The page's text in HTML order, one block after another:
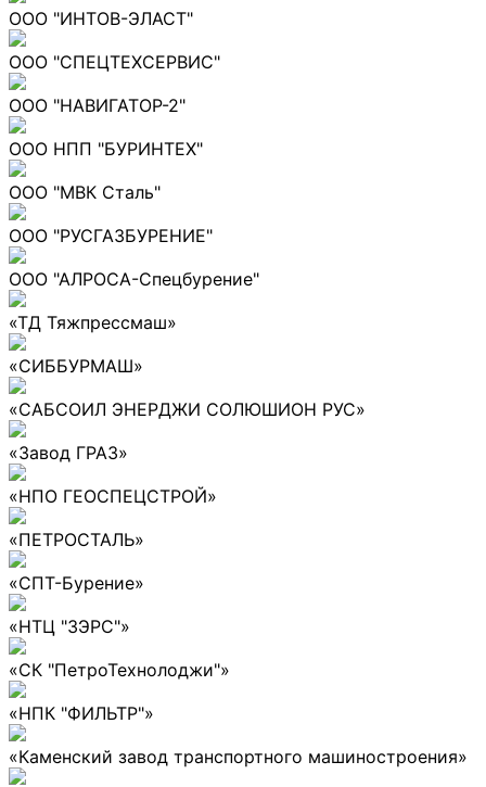
ООО "ИНТОВ-ЭЛАСТ"
ООО "СПЕЦТЕХСЕРВИС"
ООО "НАВИГАТОР-2"
ООО НПП "БУРИНТЕХ"
ООО "МВК Сталь"
ООО "РУСГАЗБУРЕНИЕ"
ООО "АЛРОСА-Спецбурение"
«ТД Тяжпрессмаш»
«СИББУРМАШ»
«САБСОИЛ ЭНЕРДЖИ СОЛЮШИОН РУС»
«Завод ГРАЗ»
«НПО ГЕОСПЕЦСТРОЙ»
«ПЕТРОСТАЛЬ»
«СПТ-Бурение»
«НТЦ "ЗЭРС"»
«СК "ПетроТехнолоджи"»
«НПК "ФИЛЬТР"»
«Каменский завод транспортного машиностроения»